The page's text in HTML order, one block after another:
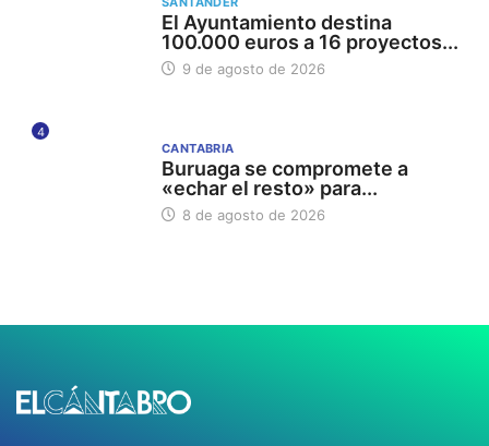
El Ayuntamiento destina
100.000 euros a 16 proyectos...
9 de agosto de 2026
4
CANTABRIA
Buruaga se compromete a
«echar el resto» para...
8 de agosto de 2026